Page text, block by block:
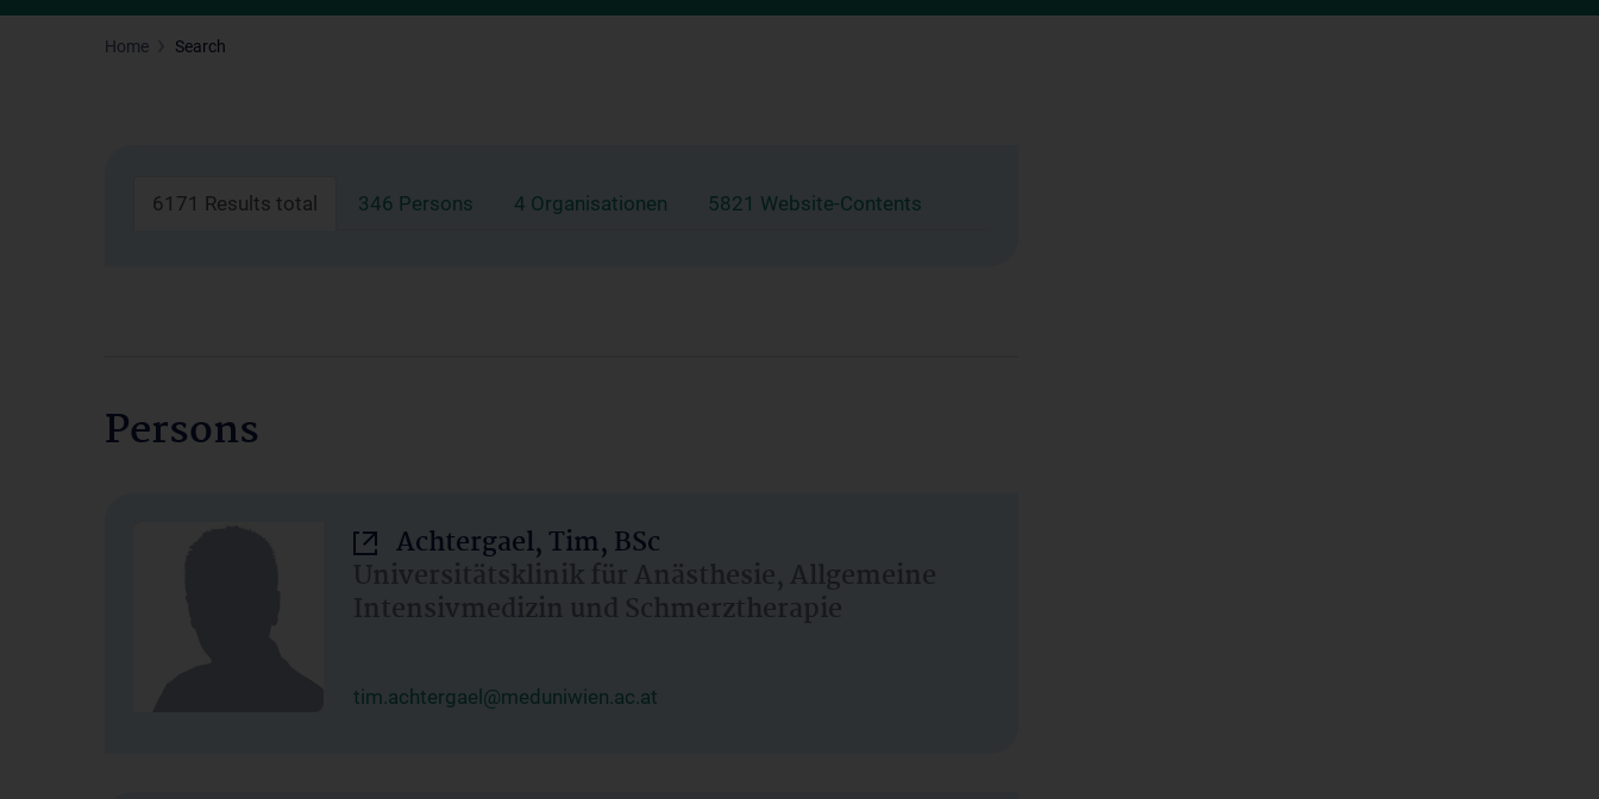
Home Search
6171 Results total 346 Persons 4 Organisationen 5821 Website-Contents
Persons
Achtergael, Tim, BSc
Universitätsklinik für Anästhesie, Allgemeine
Intensivmedizin und Schmerztherapie
tim.achtergael@meduniwien.ac.at